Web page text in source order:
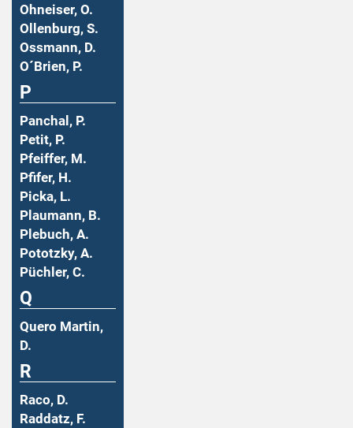
Ohneiser, O.
Ollenburg, S.
Ossmann, D.
O´Brien, P.
P
Panchal, P.
Petit, P.
Pfeiffer, M.
Pfifer, H.
Picka, L.
Plaumann, B.
Plebuch, A.
Pototzky, A.
Püchler, C.
Q
Quero Martin,
D.
R
Raco, D.
Raddatz, F.